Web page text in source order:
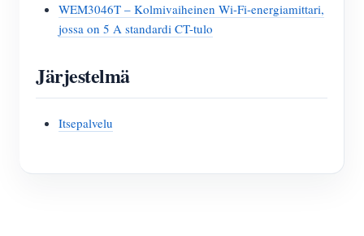
WEM3046T – Kolmivaiheinen Wi-Fi-energiamittari,
jossa on 5 A standardi CT-tulo
Järjestelmä
Itsepalvelu